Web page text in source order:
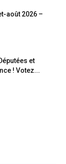
août 2026 –
et
! Votez...